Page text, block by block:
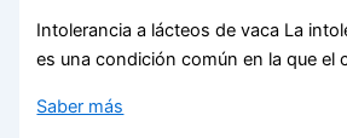
Intolerancia a lácteos de vaca La
es una condición común en la que el
Saber más